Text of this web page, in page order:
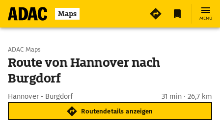
Maps MENÜ
Start wählen
Ziel eingeben
ADAC Maps
Route von Hannover nach
Burgdorf
Hannover - Burgdorf 31 min · 26,7 km
Routendetails anzeigen